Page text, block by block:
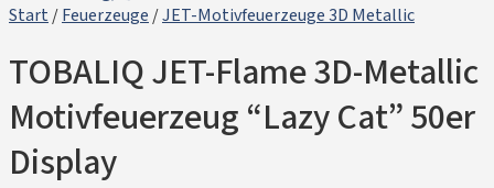
Start/Feuerzeuge /JET-Motivfeuerzeuge 3D Metallic
TOBALIQ JET-Flame 3D-Metallic
Motivfeuerzeug “Lazy Cat” 50er
Display